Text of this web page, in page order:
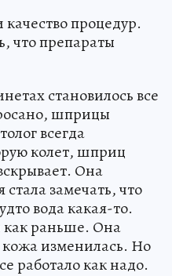
процедур.
что препараты
становилось все
шприцы
всегда
колет, шприц
Она
стала замечать, что
вода какая-то.
как раньше. Она
кожа изменилась. Но
работало как надо.